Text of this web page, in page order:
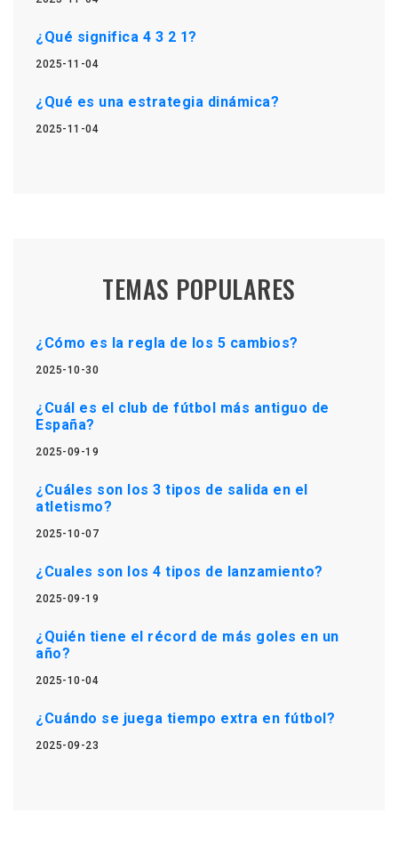
¿Qué significa 4 3 2 1?
2025-11-04
¿Qué es una estrategia dinámica?
2025-11-04
TEMAS POPULARES
¿Cómo es la regla de los 5 cambios?
2025-10-30
¿Cuál es el club de fútbol más antiguo de
España?
2025-09-19
¿Cuáles son los 3 tipos de salida en el
atletismo?
2025-10-07
¿Cuales son los 4 tipos de lanzamiento?
2025-09-19
¿Quién tiene el récord de más goles en un
año?
2025-10-04
¿Cuándo se juega tiempo extra en fútbol?
2025-09-23